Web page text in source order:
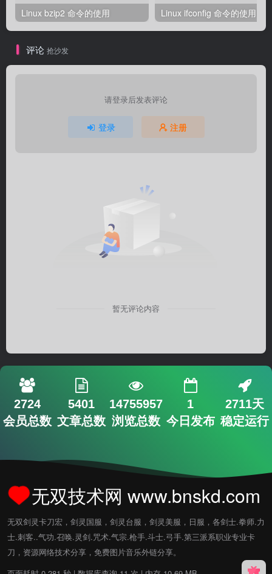
Linux bzip2 命令的使用 Linux ifconfig 命令的使用
评论 抢沙发
请登录后发表评论
登录 注册
暂无评论内容
2724
会员总数
5401
文章总数
14755957
浏览总数
1
今日发布
2711天
稳定运行
无双技术网 www.bnskd.com
无双剑灵卡刀宏，剑灵国服，剑灵台服，剑灵美服，日服，各剑士.拳师.力
士.刺客..气功.召唤.灵剑.咒术.气宗.枪手.斗士.弓手.第三派系职业专业卡
刀，资源网络技术分享，免费图片音乐外链分享。